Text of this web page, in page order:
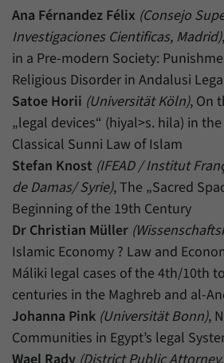
Ana Férnandez Félix (Consejo
Investigaciones Cientificas, Madrid)
in a Pre-modern Society:
Religious Disorder in Andalusi
Satoe Horii (Universität Köln), On
„legal devices“ (hiyal>s. hila) in
Classical Sunni Law of Islam
Stefan Knost (IFEAD / Institut
de Damas/ Syrie), The „Sacred
Beginning of the 19th Century
Dr Christian Müller
Islamic Economy ? Law and
Máliki legal cases of the 4th/10th
centuries in the Maghreb and al-
Johanna Pink (Universität Bonn),
Communities in Egypt’s legal